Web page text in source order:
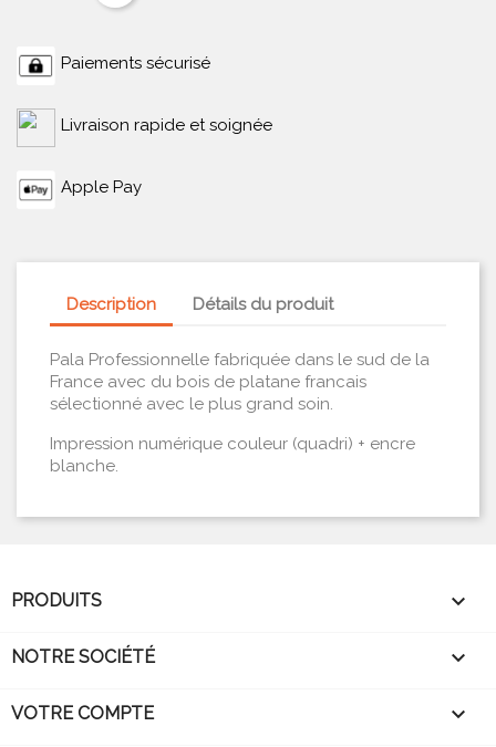
Paiements sécurisé
Livraison rapide et soignée
Apple Pay
Description Détails du produit
Pala Professionnelle fabriquée dans le sud de la
France avec du bois de platane francais
sélectionné avec le plus grand soin.
Impression numérique couleur (quadri) + encre
blanche.
PRODUITS 
NOTRE SOCIÉTÉ 
VOTRE COMPTE 